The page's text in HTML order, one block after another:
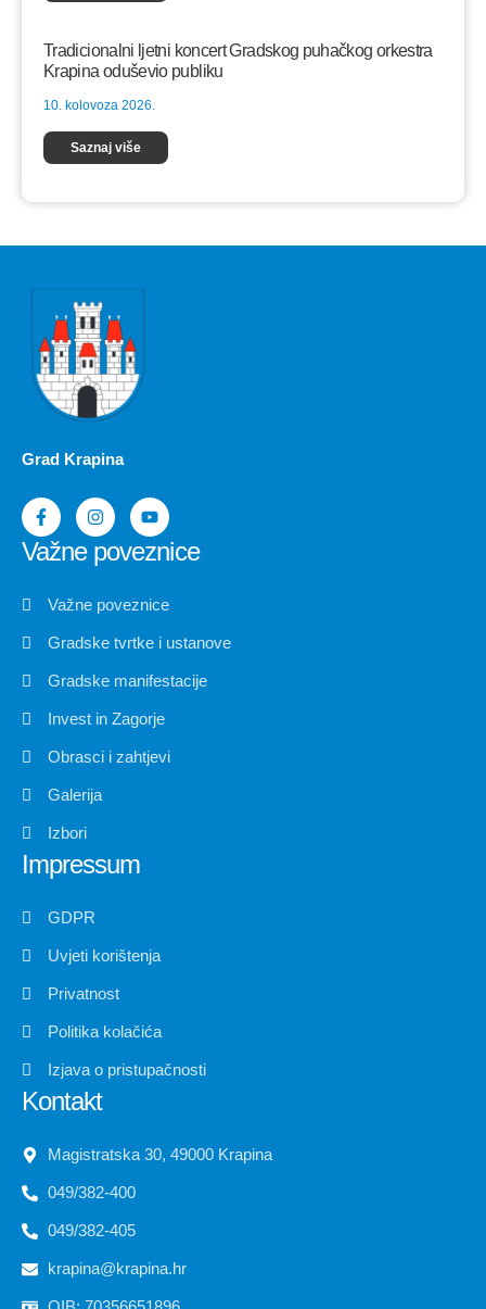
Tradicionalni ljetni koncert Gradskog puhačkog orkestra
Krapina oduševio publiku
10. kolovoza 2026.
Saznaj više
Grad Krapina
Važne poveznice
Važne poveznice
Gradske tvrtke i ustanove
Gradske manifestacije
Invest in Zagorje
Obrasci i zahtjevi
Galerija
Izbori
Impressum
GDPR
Uvjeti korištenja
Privatnost
Politika kolačića
Izjava o pristupačnosti
Kontakt
Magistratska 30, 49000 Krapina
049/382-400
049/382-405
krapina@krapina.hr